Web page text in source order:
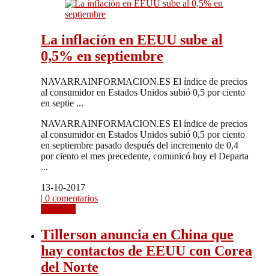
La inflación en EEUU sube al
0,5% en septiembre
NAVARRAINFORMACION.ES El índice de precios
al consumidor en Estados Unidos subió 0,5 por ciento
en septie ...
NAVARRAINFORMACION.ES El índice de precios
al consumidor en Estados Unidos subió 0,5 por ciento
en septiembre pasado después del incremento de 0,4
por ciento el mes precedente, comunicó hoy el Departa
...
13-10-2017
| 0 comentarios
Tillerson anuncia en China que
hay contactos de EEUU con Corea
del Norte